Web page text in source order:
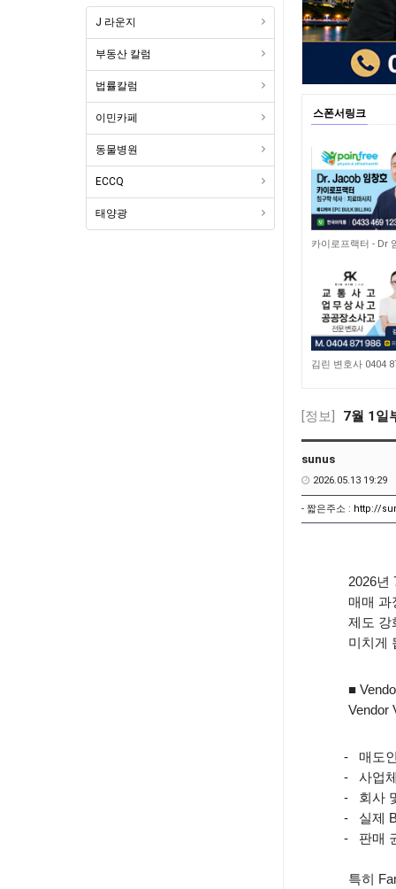
J 라운지
부동산 칼럼
법률칼럼
이민카페
동물병원
ECCQ
태양광
스폰서링크
1,850
카이로프랙터 - Dr
10,551
김린 변호사 0404
[정보] 7월 1일
sunus
2026.05.13 19:29
- 짧은주소 : http://
2026년
매매 과
제도 강
미치게
■
Vendor
- 매도
-
사업
-
회사
-
실제
-
판매
특히